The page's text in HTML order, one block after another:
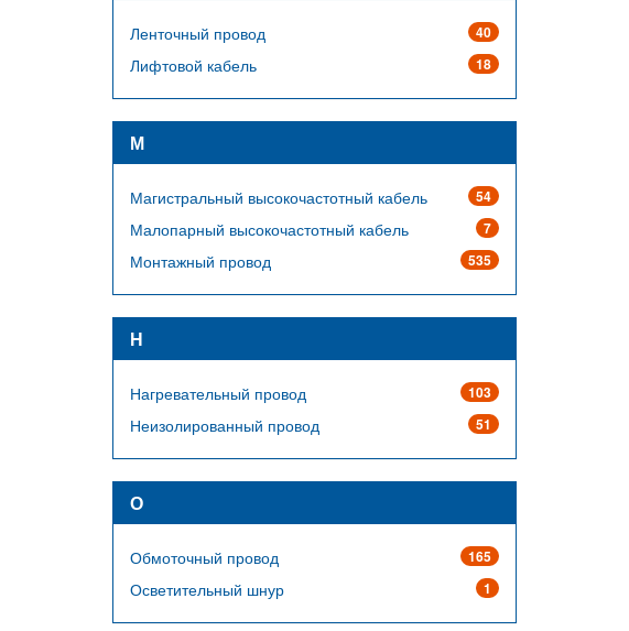
40
Ленточный провод
18
Лифтовой кабель
М
54
Магистральный высокочастотный кабель
7
Малопарный высокочастотный кабель
535
Монтажный провод
Н
103
Нагревательный провод
51
Неизолированный провод
О
165
Обмоточный провод
1
Осветительный шнур